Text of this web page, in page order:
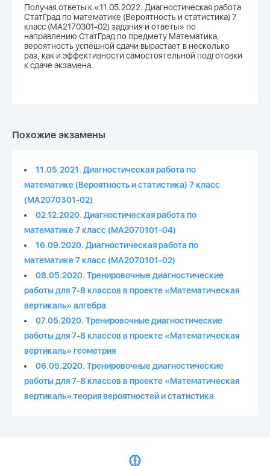
Получая ответы к «11.05.2022. Диагностическая работа
СтатГрад по математике (Вероятность и статистика) 7
класс (МА2170301-02) задания и ответы» по
направлению СтатГрад по предмету Математика,
вероятность успешной сдачи вырастает в несколько
раз, как и эффективности самостоятельной подготовки
к сдаче экзамена.
Похожие экзамены
11.05.2021. Диагностическая работа по
математике (Вероятность и статистика) 7 класс
(МА2070301-02)
02.12.2020. Диагностическая работа по
математике 7 класс (МА2070101-04)
16.09.2020. Диагностическая работа по
математике 7 класс (МА2070101-02)
08.05.2020. Тренировочные диагностические
работы для 7-8 классов в проекте «Математическая
вертикаль» алгебра
07.05.2020. Тренировочные диагностические
работы для 7-8 классов в проекте «Математическая
вертикаль» геометрия
06.05.2020. Тренировочные диагностические
работы для 7-8 классов в проекте «Математическая
вертикаль» теория вероятностей и статистика